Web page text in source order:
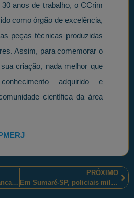
anos de trabalho, o CCrim
como órgão de excelência,
peças técnicas produzidas
Assim, para comemorar o
criação, nada melhor que
adquirido e
científica da área
3178 armas de fogo e brancas apreendidas em Portugal, pelos membros da Polícia de Segurança Pública, foram destruídas
PRÓXIMO
Em Sumaré-SP, policiais militares paulistas apreenderam drogas e réplica de arma de fogo e prenderam o suspeito de tráfico de entorpecentes